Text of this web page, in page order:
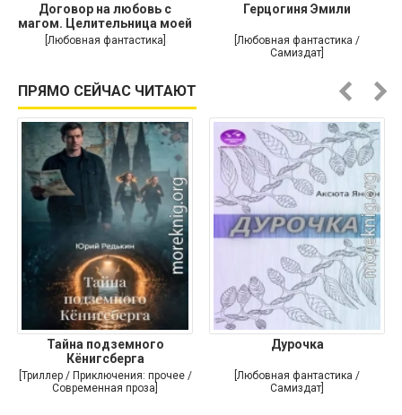
Договор на любовь с
магом. Целительница моей
души
[Любовная фантастика]
Герцогиня Эмили
[Любовная фантастика /
Самиздат]
ПРЯМО СЕЙЧАС ЧИТАЮТ
Тайна подземного
Кёнигсберга
[Триллер / Приключения: прочее /
Современная проза]
Дурочка
[Любовная фантастика /
Самиздат]